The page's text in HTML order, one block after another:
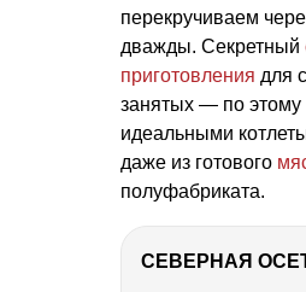
перекручиваем
дважды. Секретный
приготовления для
занятых — по этому
идеальными
даже из готового
полуфабриката.